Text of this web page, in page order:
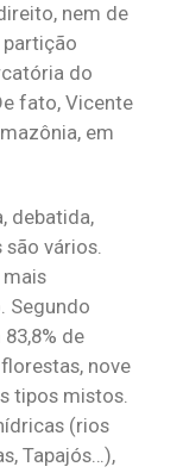
nem de
do
fato, Vicente
em
debatida,
são vários.
Segundo
de
nove
tipos mistos.
(rios
Tapajós…),